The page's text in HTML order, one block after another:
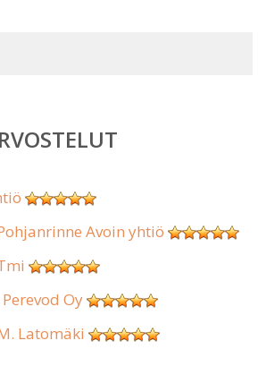
Avoin yhtiö
Oy
Latomäki